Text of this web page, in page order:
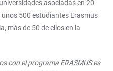
asociadas en 20
500 estudiantes Erasmus
más de 50 de ellos en la
con el programa ERASMUS es